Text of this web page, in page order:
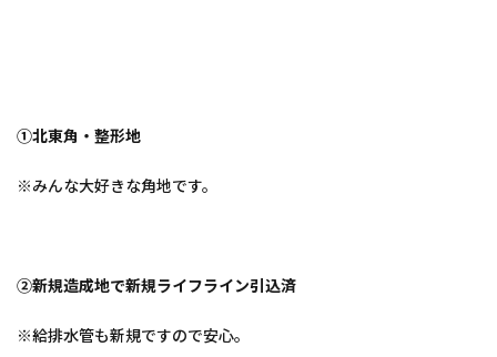
①北東角・整形地
※みんな大好きな角地です。
②新規造成地で新規ライフライン引込済
※給排水管も新規ですので安心。